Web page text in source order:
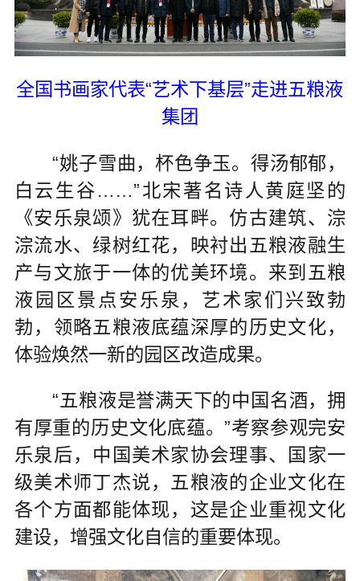
全国书画家代表“艺术下基层”走进五粮液
集团
“姚子雪曲，杯色争玉。得汤郁郁，
白云生谷……”北宋著名诗人黄庭坚的
《安乐泉颂》犹在耳畔。仿古建筑、淙
淙流水、绿树红花，映衬出五粮液融生
产与文旅于一体的优美环境。来到五粮
液园区景点安乐泉，艺术家们兴致勃
勃，领略五粮液底蕴深厚的历史文化，
体验焕然一新的园区改造成果。
“五粮液是誉满天下的中国名酒，拥
有厚重的历史文化底蕴。”考察参观完安
乐泉后，中国美术家协会理事、国家一
级美术师丁杰说，五粮液的企业文化在
各个方面都能体现，这是企业重视文化
建设，增强文化自信的重要体现。